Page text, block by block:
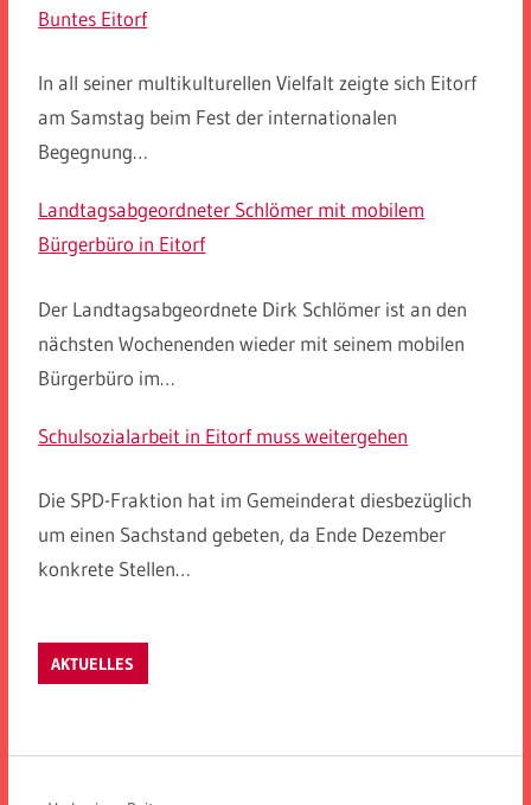
Buntes Eitorf
In all seiner multikulturellen Vielfalt zeigte sich Eitorf
am Samstag beim Fest der internationalen
Begegnung…
Landtagsabgeordneter Schlömer mit mobilem
Bürgerbüro in Eitorf
Der Landtagsabgeordnete Dirk Schlömer ist an den
nächsten Wochenenden wieder mit seinem mobilen
Bürgerbüro im…
Schulsozialarbeit in Eitorf muss weitergehen
Die SPD-Fraktion hat im Gemeinderat diesbezüglich
um einen Sachstand gebeten, da Ende Dezember
konkrete Stellen…
AKTUELLES